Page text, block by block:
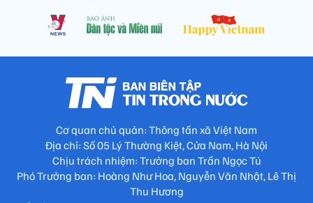
Cơ quan chủ quản: Thông tấn xã Việt Nam
Địa chỉ: Số 05 Lý Thường Kiệt, Cửa Nam, Hà Nội
Chịu trách nhiệm: Trưởng ban Trần Ngọc Tú
Phó Trưởng ban: Hoàng Như Hoa, Nguyễn Văn Nhật, Lê Thị
Thu Hương